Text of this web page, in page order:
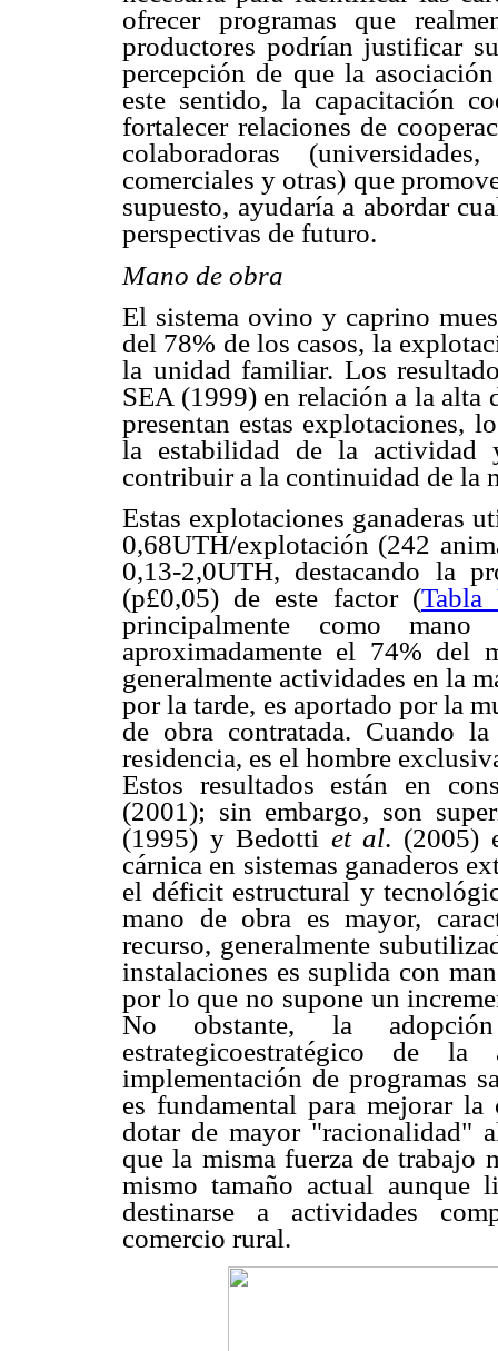
ofrecer programas que
productores podrían justificar
percepción de que la
este sentido, la capacitación
fortalecer relaciones de
colaboradoras
comerciales y otras) que
supuesto, ayudaría a abordar
perspectivas de futuro.
Mano de obra
El sistema ovino y caprino
del 78% de los casos, la
la unidad familiar. Los
SEA (1999) en relación a la alta
presentan estas explotaciones,
la estabilidad de la actividad
contribuir a la continuidad de la
Estas explotaciones ganaderas
0,68UTH/explotación (242
0,13-2,0UTH, destacando la
(p£0,05) de este factor (Tabla
principalmente como
aproximadamente el 74% del
generalmente actividades en la
por la tarde, es aportado por la
de obra contratada. Cuando
residencia, es el hombre
Estos resultados están en
(2001); sin embargo, son
(1995) y Bedotti et al. (2005)
cárnica en sistemas ganaderos
el déficit estructural y
mano de obra es mayor,
recurso, generalmente
instalaciones es suplida con
por lo que no supone un
No obstante, la
estrategicoestratégico de
implementación de programas
es fundamental para mejorar
dotar de mayor "racionalidad"
que la misma fuerza de trabajo
mismo tamaño actual aunque
destinarse a actividades
comercio rural.